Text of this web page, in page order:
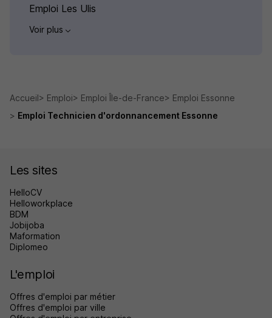
Emploi Les Ulis
Voir plus
Accueil Emploi Emploi Île-de-France
Emploi Essonne
Emploi Technicien d'ordonnancement Essonne
Les sites
HelloCV
Helloworkplace
BDM
Jobijoba
Maformation
Diplomeo
L'emploi
Offres d'emploi par métier
Offres d'emploi par ville